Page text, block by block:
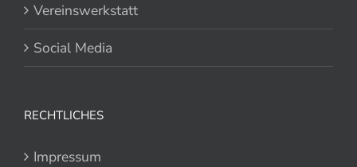
Vereinswerkstatt
Social Media
RECHTLICHES
Impressum